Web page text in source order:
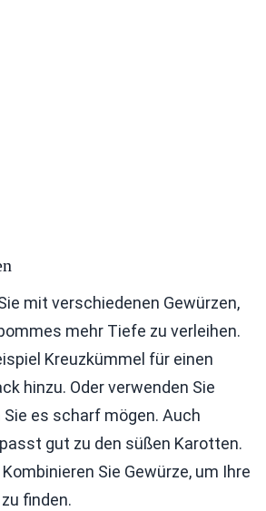
mit verschiedenen Gewürzen,
mehr Tiefe zu verleihen.
Kreuzkümmel für einen
hinzu. Oder verwenden Sie
Sie es scharf mögen. Auch
gut zu den süßen Karotten.
Sie Gewürze, um Ihre
finden.